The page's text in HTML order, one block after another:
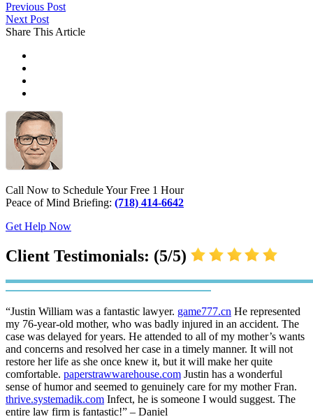
Previous Post
Next Post
Share This Article
Call Now to Schedule Your Free 1 Hour
Peace of Mind Briefing: (718) 414-6642
Get Help Now
Client Testimonials: (5/5)
“Justin William was a fantastic lawyer. game777.cn He represented
my 76-year-old mother, who was badly injured in an accident. The
case was delayed for years. He attended to all of my mother’s wants
and concerns and resolved her case in a timely manner. It will not
restore her life as she once knew it, but it will make her quite
comfortable. paperstrawwarehouse.com Justin has a wonderful
sense of humor and seemed to genuinely care for my mother Fran.
thrive.systemadik.com Infect, he is someone I would suggest. The
entire law firm is fantastic!” – Daniel